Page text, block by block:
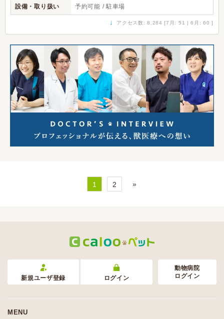
設備・取り扱い 予約可能 / 駐車場
↓ アクセス数: 8,284 [7月: 51 | 6月: 60 ]
1 2 »
新規ユーザ登録 ログイン
動物病院
ログイン
MENU